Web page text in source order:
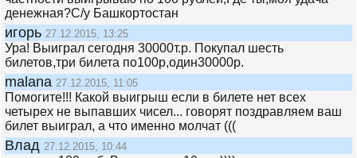
денежная?С/у Башкортостан
игорь 27.12.2015, 13:25
Ура! Выиграл сегодня 30000т.р. Покупал шесть
билетов,три билета по100р,один30000р.
malana 27.12.2015, 11:05
Помогите!!! Какой выигрыш если в билете нет всех
четырех не выпавших чисел... говорят поздравляем ваш
билет выиграл, а что именно молчат (((
Влад 27.12.2015, 10:44